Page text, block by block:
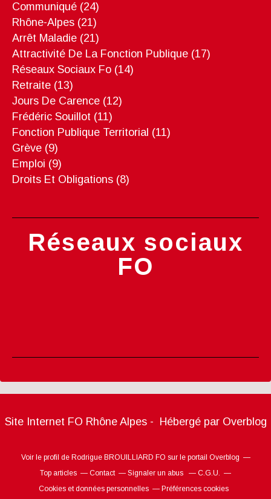
Communiqué (24)
Rhône-Alpes (21)
Arrêt Maladie (21)
Attractivité De La Fonction Publique (17)
Réseaux Sociaux Fo (14)
Retraite (13)
Jours De Carence (12)
Frédéric Souillot (11)
Fonction Publique Territorial (11)
Grève (9)
Emploi (9)
Droits Et Obligations (8)
Réseaux sociaux
FO
Site Internet FO Rhône Alpes - Hébergé par Overblog
Voir le profil de Rodrigue BROUILLIARD FO sur le portail Overblog
Top articles
Contact Signaler un abus
C.G.U.
Cookies et données personnelles
Préférences cookies